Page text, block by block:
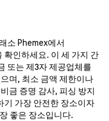
소 Phemex에서
인하세요. 이 세 가지 간
또는 제3자 제공업체를
며, 최소 금액 제한이나
금 증명 감사, 피싱 방지
가장 안전한 장소이자
좋은 장소입니다.